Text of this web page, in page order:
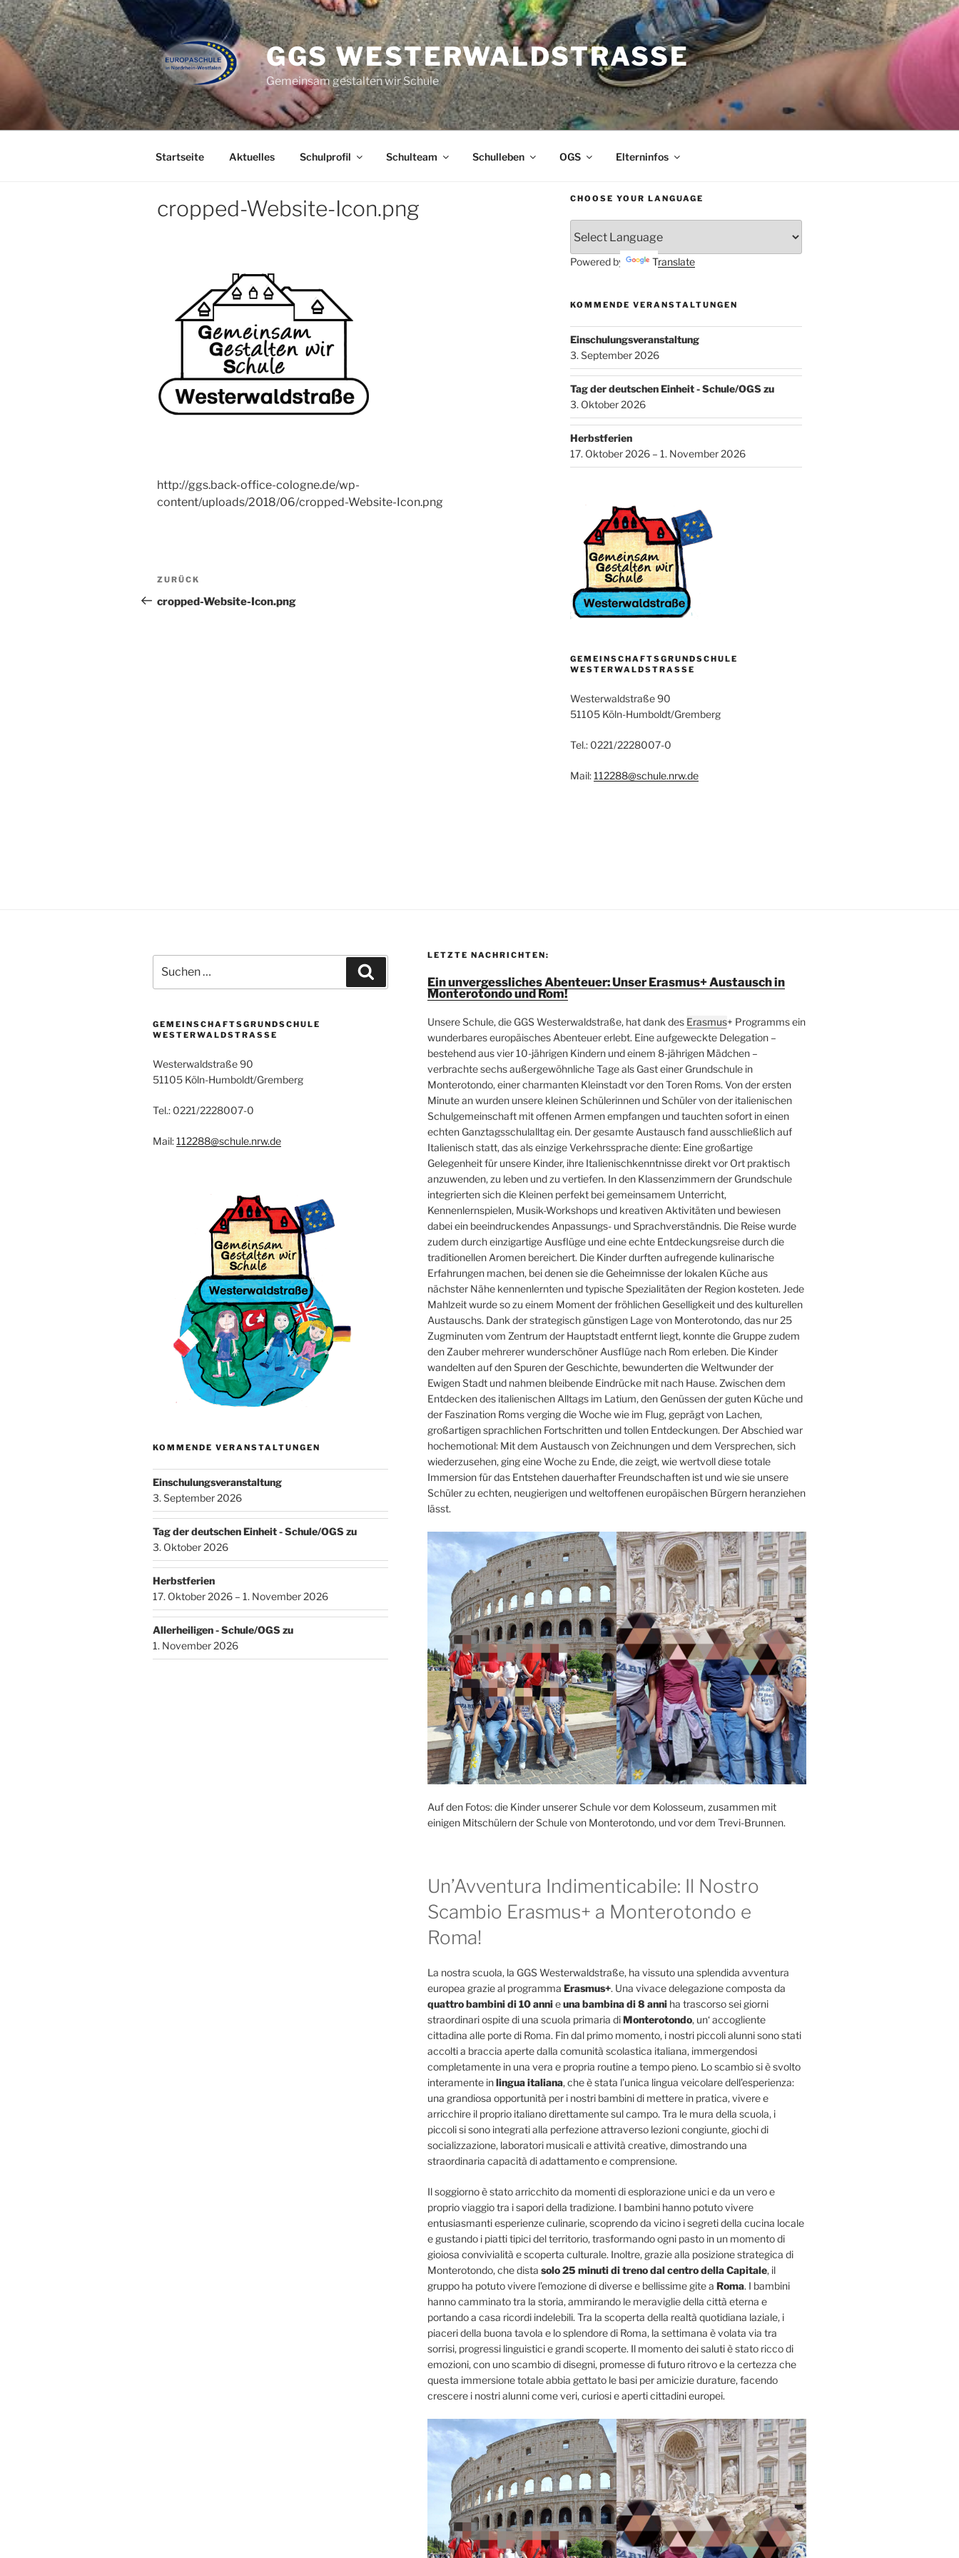
Zum
Inhalt
springen
GGS WESTERWALDSTRASSE
Gemeinsam gestalten wir Schule
Startseite Aktuelles Schulprofil Schulteam Schulleben OGS Elterninfos
cropped-Website-Icon.png
http://ggs.back-office-cologne.de/wp-
content/uploads/2018/06/cropped-Website-Icon.png
Beitragsnavigation
Vorheriger
Beitrag
ZURÜCK
cropped-Website-Icon.png
CHOOSE YOUR LANGUAGE
Powered by Translate
KOMMENDE VERANSTALTUNGEN
Einschulungsveranstaltung
3. September 2026
Tag der deutschen Einheit - Schule/OGS zu
3. Oktober 2026
Herbstferien
17. Oktober 2026 – 1. November 2026
GEMEINSCHAFTSGRUNDSCHULE
WESTERWALDSTRASSE
Westerwaldstraße 90
51105 Köln-Humboldt/Gremberg
Tel.: 0221/2228007-0
Mail:112288@schule.nrw.de
nach:
GEMEINSCHAFTSGRUNDSCHULE
WESTERWALDSTRASSE
Westerwaldstraße 90
51105 Köln-Humboldt/Gremberg
Tel.: 0221/2228007-0
Mail:112288@schule.nrw.de
KOMMENDE VERANSTALTUNGEN
Einschulungsveranstaltung
3. September 2026
Tag der deutschen Einheit - Schule/OGS zu
3. Oktober 2026
Herbstferien
17. Oktober 2026 – 1. November 2026
Allerheiligen - Schule/OGS zu
1. November 2026
LETZTE NACHRICHTEN:
Ein unvergessliches Abenteuer: Unser Erasmus+ Austausch in
Monterotondo und Rom!
Unsere Schule, die GGS Westerwaldstraße, hat dank des Erasmus+ Programms ein
wunderbares europäisches Abenteuer erlebt. Eine aufgeweckte Delegation –
bestehend aus vier 10-jährigen Kindern und einem 8-jährigen Mädchen –
verbrachte sechs außergewöhnliche Tage als Gast einer Grundschule in
Monterotondo, einer charmanten Kleinstadt vor den Toren Roms. Von der ersten
Minute an wurden unsere kleinen Schülerinnen und Schüler von der italienischen
Schulgemeinschaft mit offenen Armen empfangen und tauchten sofort in einen
echten Ganztagsschulalltag ein. Der gesamte Austausch fand ausschließlich auf
Italienisch statt, das als einzige Verkehrssprache diente: Eine großartige
Gelegenheit für unsere Kinder, ihre Italienischkenntnisse direkt vor Ort praktisch
anzuwenden, zu leben und zu vertiefen. In den Klassenzimmern der Grundschule
integrierten sich die Kleinen perfekt bei gemeinsamem Unterricht,
Kennenlernspielen, Musik-Workshops und kreativen Aktivitäten und bewiesen
dabei ein beeindruckendes Anpassungs- und Sprachverständnis. Die Reise wurde
zudem durch einzigartige Ausflüge und eine echte Entdeckungsreise durch die
traditionellen Aromen bereichert. Die Kinder durften aufregende kulinarische
Erfahrungen machen, bei denen sie die Geheimnisse der lokalen Küche aus
nächster Nähe kennenlernten und typische Spezialitäten der Region kosteten. Jede
Mahlzeit wurde so zu einem Moment der fröhlichen Geselligkeit und des kulturellen
Austauschs. Dank der strategisch günstigen Lage von Monterotondo, das nur 25
Zugminuten vom Zentrum der Hauptstadt entfernt liegt, konnte die Gruppe zudem
den Zauber mehrerer wunderschöner Ausflüge nach Rom erleben. Die Kinder
wandelten auf den Spuren der Geschichte, bewunderten die Weltwunder der
Ewigen Stadt und nahmen bleibende Eindrücke mit nach Hause. Zwischen dem
Entdecken des italienischen Alltags im Latium, den Genüssen der guten Küche und
der Faszination Roms verging die Woche wie im Flug, geprägt von Lachen,
großartigen sprachlichen Fortschritten und tollen Entdeckungen. Der Abschied war
hochemotional: Mit dem Austausch von Zeichnungen und dem Versprechen, sich
wiederzusehen, ging eine Woche zu Ende, die zeigt, wie wertvoll diese totale
Immersion für das Entstehen dauerhafter Freundschaften ist und wie sie unsere
Schüler zu echten, neugierigen und weltoffenen europäischen Bürgern heranziehen
lässt.
Auf den Fotos: die Kinder unserer Schule vor dem Kolosseum, zusammen mit
einigen Mitschülern der Schule von Monterotondo, und vor dem Trevi-Brunnen.
Un’Avventura Indimenticabile: Il Nostro
Scambio Erasmus+ a Monterotondo e
Roma!
La nostra scuola, la GGS Westerwaldstraße, ha vissuto una splendida avventura
europea grazie al programma Erasmus+. Una vivace delegazione composta da
quattro bambini di 10 annieuna bambina di 8 anniha trascorso sei giorni
straordinari ospite di una scuola primaria diMonterotondo, un‘ accogliente
cittadina alle porte di Roma. Fin dal primo momento, i nostri piccoli alunni sono stati
accolti a braccia aperte dalla comunità scolastica italiana, immergendosi
completamente in una vera e propria routine a tempo pieno. Lo scambio si è svolto
interamente inlingua italiana, che è stata l’unica lingua veicolare dell’esperienza:
una grandiosa opportunità per i nostri bambini di mettere in pratica, vivere e
arricchire il proprio italiano direttamente sul campo. Tra le mura della scuola, i
piccoli si sono integrati alla perfezione attraverso lezioni congiunte, giochi di
socializzazione, laboratori musicali e attività creative, dimostrando una
straordinaria capacità di adattamento e comprensione.
Il soggiorno è stato arricchito da momenti di esplorazione unici e da un vero e
proprio viaggio tra i sapori della tradizione. I bambini hanno potuto vivere
entusiasmanti esperienze culinarie, scoprendo da vicino i segreti della cucina locale
e gustando i piatti tipici del territorio, trasformando ogni pasto in un momento di
gioiosa convivialità e scoperta culturale. Inoltre, grazie alla posizione strategica di
Monterotondo, che dista solo 25 minuti di treno dal centro della Capitale, il
gruppo ha potuto vivere l’emozione di diverse e bellissime gite a Roma. I bambini
hanno camminato tra la storia, ammirando le meraviglie della città eterna e
portando a casa ricordi indelebili. Tra la scoperta della realtà quotidiana laziale, i
piaceri della buona tavola e lo splendore di Roma, la settimana è volata via tra
sorrisi, progressi linguistici e grandi scoperte. Il momento dei saluti è stato ricco di
emozioni, con uno scambio di disegni, promesse di futuro ritrovo e la certezza che
questa immersione totale abbia gettato le basi per amicizie durature, facendo
crescere i nostri alunni come veri, curiosi e aperti cittadini europei.